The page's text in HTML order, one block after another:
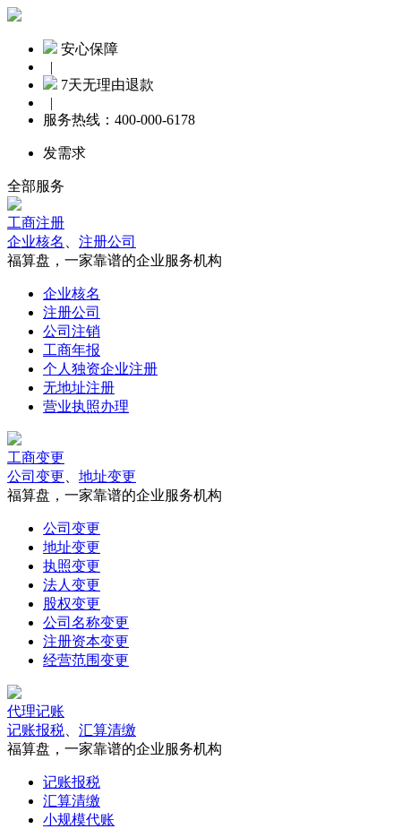
安心保障
|
7天无理由退款
|
服务热线： 400-000-6178
发需求
全部服务
工商注册
企业核名
注册公司
福算盘，一家靠谱的企业服务机构
企业核名
注册公司
公司注销
工商年报
个人独资企业注册
无地址注册
营业执照办理
工商变更
公司变更
地址变更
福算盘，一家靠谱的企业服务机构
公司变更
地址变更
执照变更
法人变更
股权变更
公司名称变更
注册资本变更
经营范围变更
代理记账
记账报税
汇算清缴
福算盘，一家靠谱的企业服务机构
记账报税
汇算清缴
小规模代账